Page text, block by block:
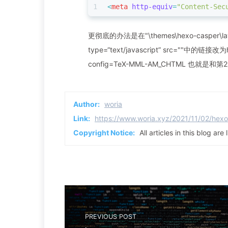
1 <meta http-equiv="Content-
更彻底的办法是在"\themes\hexo-
type=“text/javascript” src=""中的链接改
config=TeX-MML-AM_CHTML 也就是和第
Author: woria
Link: https://www.woria.xyz/2021/11/02/
Copyright Notice: All articles in this blog
PREVIOUS POST